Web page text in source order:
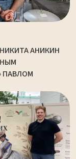
АНИКИН
ПАВЛОМ